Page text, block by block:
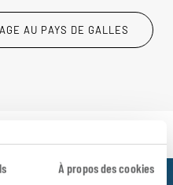
À propos des cookies
AU PAYS DE GALLES